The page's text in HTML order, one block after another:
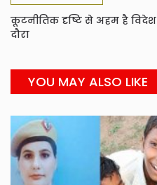
कूटनीतिक दृष्टि से अहम है विदेश
दौरा
YOU MAY ALSO LIKE